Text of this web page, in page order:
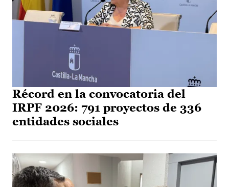
Récord en la convocatoria del
IRPF 2026: 791 proyectos de 336
entidades sociales